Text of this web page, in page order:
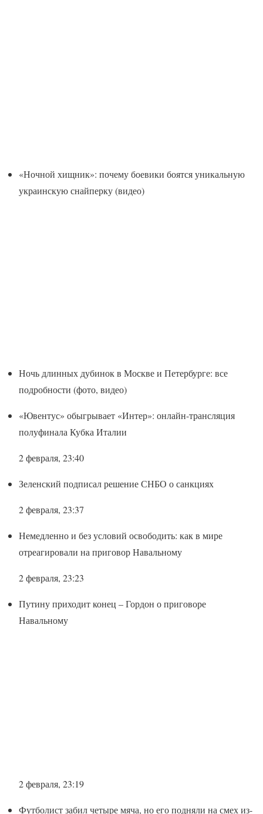
«Ночной хищник»: почему боевики боятся уникальную
украинскую снайперку (видео)
Ночь длинных дубинок в Москве и Петербурге: все
подробности (фото, видео)
«Ювентус» обыгрывает «Интер»: онлайн-трансляция
полуфинала Кубка Италии
2 февраля, 23:40
Зеленский подписал решение СНБО о санкциях
2 февраля, 23:37
Немедленно и без условий освободить: как в мире
отреагировали на приговор Навальному
2 февраля, 23:23
Путину приходит конец – Гордон о приговоре
Навальному
2 февраля, 23:19
Футболист забил четыре мяча, но его подняли на смех из-